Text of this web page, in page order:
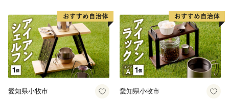
愛知県小牧市 愛知県小牧市